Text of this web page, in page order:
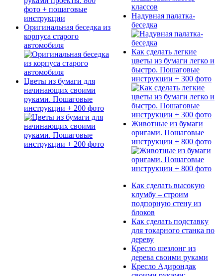
Оригинальная беседка из
корпуса старого
автомобиля
Цветы из бумаги для
начинающих своими
руками. Пошаговые
инструкции + 200 фото
Надувная палатка-
беседка
Как сделать легкие
цветы из бумаги легко и
быстро. Пошаговые
инструкции + 300 фото
Животные из бумаги
оригами. Пошаговые
инструкции + 800 фото
Как сделать высокую
клумбу – строим
подпорную стену из
блоков
Как сделать подставку
для токарного станка по
дереву
Кресло шезлонг из
дерева своими руками
Кресло Адирондак